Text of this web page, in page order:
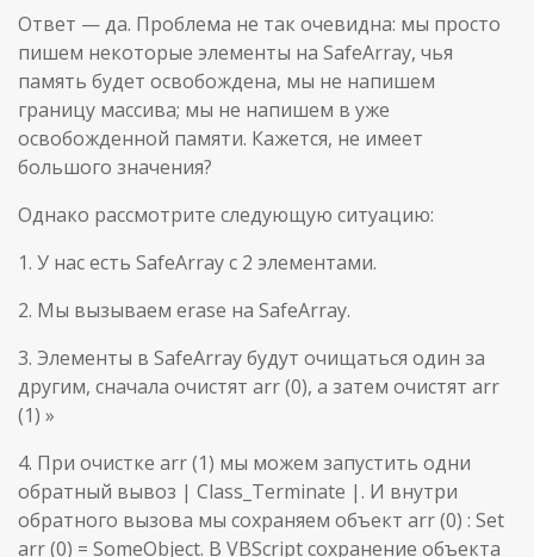
Ответ — да. Проблема не так очевидна: мы просто
пишем некоторые элементы на SafeArray, чья
память будет освобождена, мы не напишем
границу массива; мы не напишем в уже
освобожденной памяти. Кажется, не имеет
большого значения?
Однако рассмотрите следующую ситуацию:
1. У нас есть SafeArray с 2 элементами.
2. Мы вызываем erase на SafeArray.
3. Элементы в SafeArray будут очищаться один за
другим, сначала очистят arr (0), а затем очистят arr
(1) »
4. При очистке arr (1) мы можем запустить одни
обратный вывоз | Class_Terminate |. И внутри
обратного вызова мы сохраняем объект arr (0) : Set
arr (0) = SomeObject. В VBScript сохранение объекта